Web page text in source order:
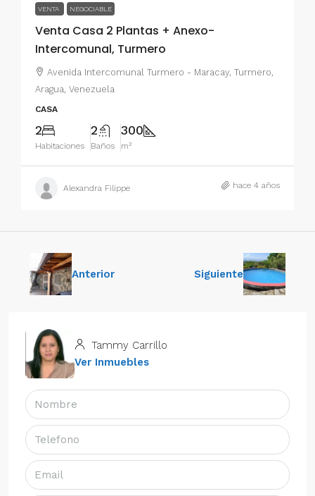
VENTA NEGOCIABLE
Venta Casa 2 Plantas + Anexo-
Intercomunal, Turmero
Avenida Intercomunal Turmero - Maracay, Turmero,
Aragua, Venezuela
CASA
2
Habitaciones
2
Baños
300
m²
Alexandra Filippe hace 4 años
Anterior Siguiente
Tammy Carrillo
Ver Inmuebles